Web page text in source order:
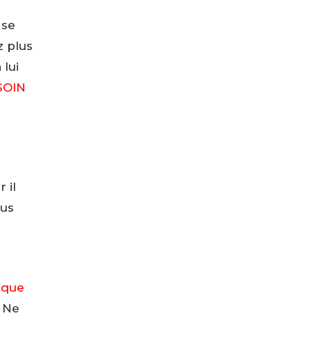
plus
lui
il